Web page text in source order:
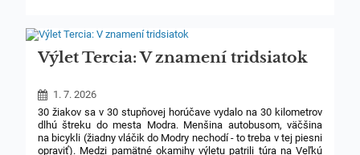
TATRÁCH:
Výlet Tercia: V znamení tridsiatok
1. 7. 2026
30 žiakov sa v 30 stupňovej horúčave vydalo na 30 kilometrov
dlhú štreku do mesta Modra. Menšina autobusom, väčšina
na bicykli (žiadny vláčik do Modry nechodí - to treba v tej piesni
opraviť). Medzi pamätné okamihy výletu patrili túra na Veľkú